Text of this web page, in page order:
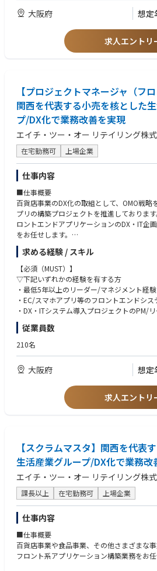
大阪府 想定
求人エントリ
【プロジェクトマネージャ（フ
関西を代表する小売を核とした
プ/DX化で業務改善を実現
エイチ・ツー・オー リテイリング株
在宅勤務可 上場企業
仕事内容
■仕事概要
百貨店事業のDX化の取組として、OMO戦
プリの構築プロジェクトを推進しておりま
ロントエンドアプリケーションのDX・IT企
をお任せします。
■仕事詳細
・事業の戦略を踏まえた、デジタルの顧客
リのUI構想、設計
・顧客を中心に据えた各種サービスアプリ
推進
・事業の変革に資するシステム導入プロジ
■仕事の魅力
安定したグループ基盤で整った職場環境
・関西圏で高いブランド力・規模を誇るグ
で働けます。
着けるチャンスがあります。
求める経験 / スキル
【必須（MUST）】
▽下記いずれかの経験を有する方
・最低5年以上のリーダー/マネジメント経験
・EC/スマホアプリ等のフロントエンドシ
・DX・ITシステム導入プロジェクトのPM/
・事業部門・会社との折衝経験
・ベンダーマネジメント経験
・情報処理技術者資格（プロジェクトマネー
・ベンダー認定資格（PMP等）
・小売業における業務知見
従業員数
210名
大阪府 想定
求人エントリ
【スクラムマスタ​】関西を代表
生活産業グループ/DX化で業務改
エイチ・ツー・オー リテイリング株
課長以上 在宅勤務可 上場企業
仕事内容
■仕事概要
百貨店事業や食品事業、その他さまざまな
フロント系アプリケーション構築業務をお任